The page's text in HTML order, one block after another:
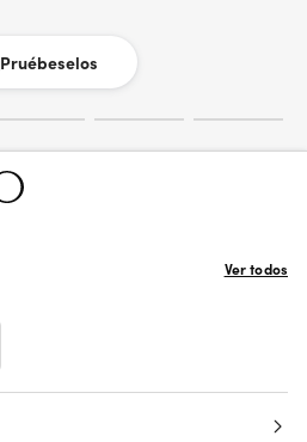
Pruébeselos
Ver todos